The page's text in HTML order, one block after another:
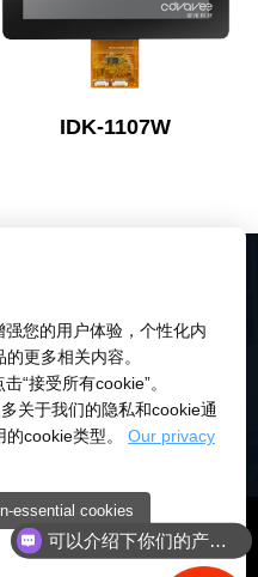
IDK-1107W
限公司 版权所有 |粤ICP备
粤公安备：10000
您的用户体验，个性化内
更多相关内容。
“接受所有cookie”。
关于我们的隐私和cookie通
cookie类型。 Our privacy
essential cookies
可以介绍下你们的产品么
你们是怎么收费的呢